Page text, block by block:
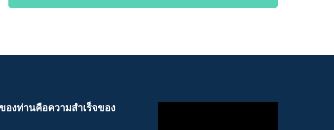
องท่านคือความสําเร็จของ